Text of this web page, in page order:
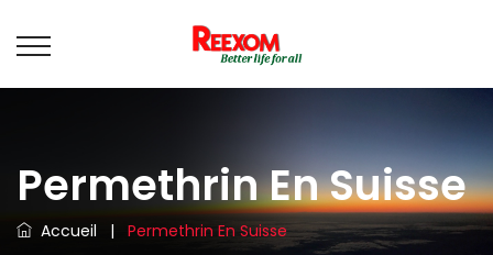
Permethrin En Suisse
Accueil | Permethrin En Suisse